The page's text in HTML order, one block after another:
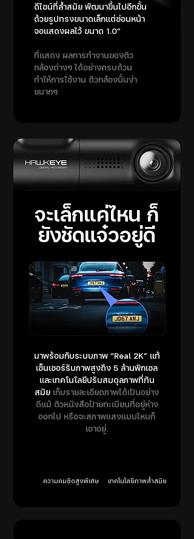
ดีไซน์ที่ล้ำสมัย พัฒนาขึ้นไปอีกขั้น
ด้วยรูปทรงขนาดเล็กแต่ซ่อนหน้า
จอแสดงผลไว้ ขนาด 1.0”
ที่แสดง ผลการทำงานของตัว
กล้องต่างๆ ได้อย่างครบถ้วน
ทำให้การใช้งาน ตัวกล้องนั้นง่า
ยมากๆ
จะเล็กแค่ไหน ก็
ยังชัดแจ๋วอยู่ดี
มาพร้อมกับระบบภาพ “Real 2K” แท้
เซ็นเซอร์รับภาพสูงถึง 5 ล้านพิกเซล
และเทคโนโลยีปรับสมดุลภาพที่ทัน
สมัย เก็บรายละเอียดภาพได้เป็นอย่าง
ดีแม้ ตัวหนังสือป้ายทะเบียนที่อยู่ห่าง
ออกไป หรือจะสภาพแสงแบบไหนก็
เอาอยู่.
ความคมชัดสูงพิเศษ เทคโนโลยีภาพล้ำสมัย